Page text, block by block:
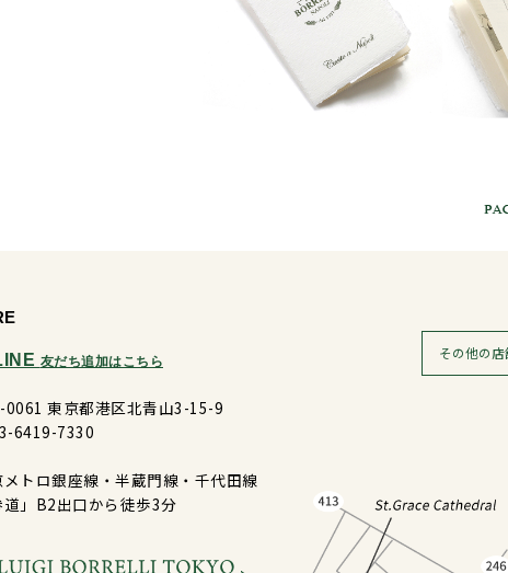
友だち追加はこちら
0061 東京都港区北青山3-15-9
6419-7330
トロ銀座線・半蔵門線・千代田線
道」B2出口から徒歩3分
その他の